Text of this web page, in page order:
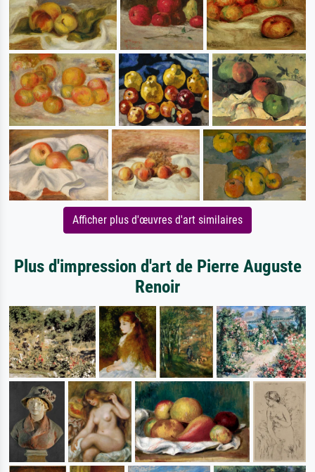
Afficher plus d'œuvres d'art similaires
Plus d'impression d'art de Pierre Auguste
Renoir